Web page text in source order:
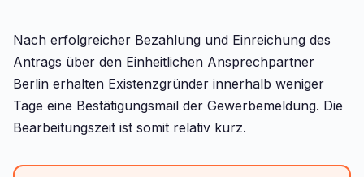
Nach erfolgreicher Bezahlung und Einreichung des
Antrags über den Einheitlichen Ansprechpartner
Berlin erhalten Existenzgründer innerhalb weniger
Tage eine Bestätigungsmail der Gewerbemeldung. Die
Bearbeitungszeit ist somit relativ kurz.